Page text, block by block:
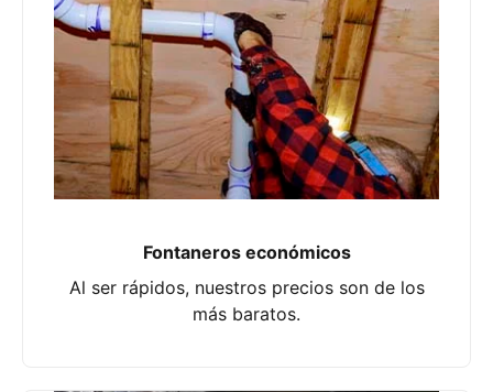
Fontaneros económicos
Al ser rápidos, nuestros precios son de los
más baratos.